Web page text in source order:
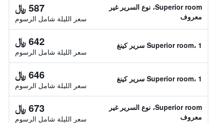
Superior room، نوع السرير غير
معروف
587 ﷼
سعر الليلة شامل الرسوم
Superior room، 1 سرير كينغ 642 ﷼
سعر الليلة شامل الرسوم
Superior room، 1 سرير كينغ 646 ﷼
سعر الليلة شامل الرسوم
Superior room، نوع السرير غير
معروف
673 ﷼
سعر الليلة شامل الرسوم